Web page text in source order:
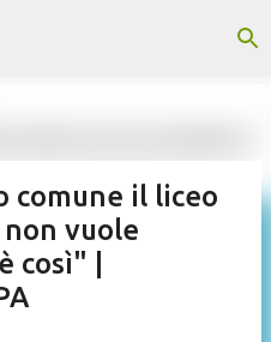
principali
comune il liceo
vuole
così" |